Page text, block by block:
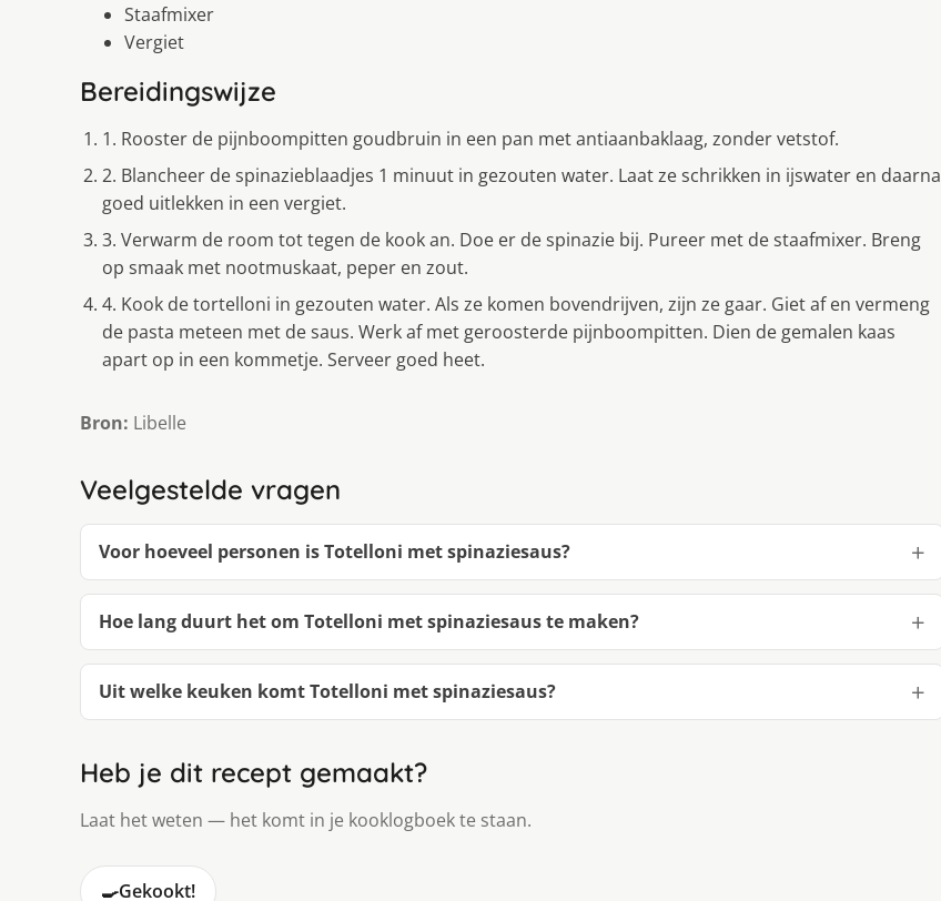
Staafmixer
Vergiet
Bereidingswijze
1. Rooster de pijnboompitten goudbruin in een pan met antiaanbaklaag, zonder vetstof.
2. Blancheer de spinazieblaadjes 1 minuut in gezouten water. Laat ze schrikken in ijswater en daarna
goed uitlekken in een vergiet.
3. Verwarm de room tot tegen de kook an. Doe er de spinazie bij. Pureer met de staafmixer. Breng
op smaak met nootmuskaat, peper en zout.
4. Kook de tortelloni in gezouten water. Als ze komen bovendrijven, zijn ze gaar. Giet af en vermeng
de pasta meteen met de saus. Werk af met geroosterde pijnboompitten. Dien de gemalen kaas
apart op in een kommetje. Serveer goed heet.
Bron: Libelle
Veelgestelde vragen
Voor hoeveel personen is Totelloni met spinaziesaus?
Hoe lang duurt het om Totelloni met spinaziesaus te maken?
Uit welke keuken komt Totelloni met spinaziesaus?
Heb je dit recept gemaakt?
Laat het weten — het komt in je kooklogboek te staan.
🍳Gekookt!